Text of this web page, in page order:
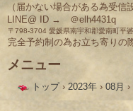
（届かない場合がある為受信
LINE@ ID → ＠elh4431q
〒798-3704 愛媛県南宇和郡愛南町平
完全予約制の為お立ち寄りの
メニュー
トップ › 2023年 › 08月 ›